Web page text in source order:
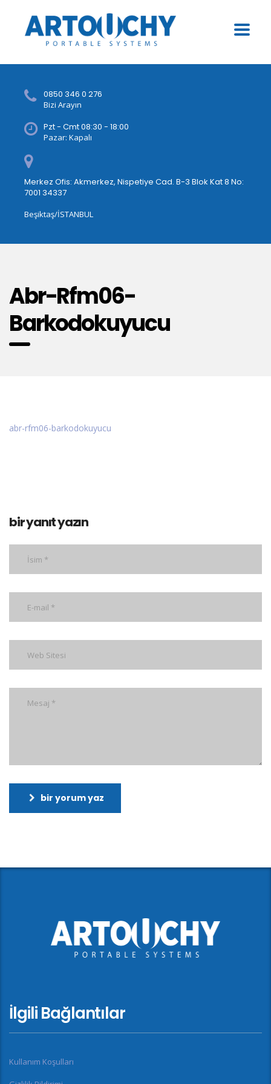
0850 346 0 276
Bizi Arayın
Pzt - Cmt 08:30 - 18:00
Pazar: Kapalı
Merkez Ofis: Akmerkez, Nispetiye Cad. B-3 Blok Kat 8 No:
7001 34337
Beşiktaş/İSTANBUL
Abr-Rfm06-
Barkodokuyucu
abr-rfm06-barkodokuyucu
bir yanıt yazın
bir yorum yaz
İlgili Bağlantılar
Kullanım Koşulları